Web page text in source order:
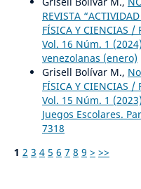
REVISTA
FÍSICA Y CIENCIAS /
Vol. 16 Núm. 1
venezolanas (enero)
Grisell Bolívar M.,
FÍSICA Y CIENCIAS /
Vol. 15 Núm. 1
Juegos Escolares.
7318
1 2 3 4 5 6 7 8 9 > >>